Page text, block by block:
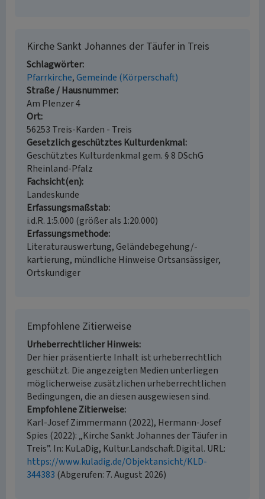
Kirche Sankt Johannes der Täufer in Treis
Schlagwörter
Pfarrkirche Gemeinde (Körperschaft)
Straße / Hausnummer
Am Plenzer 4
Ort
56253 Treis-Karden - Treis
Gesetzlich geschütztes Kulturdenkmal
Geschütztes Kulturdenkmal gem. § 8 DSchG
Rheinland-Pfalz
Fachsicht(en)
Landeskunde
Erfassungsmaßstab
i.d.R. 1:5.000 (größer als 1:20.000)
Erfassungsmethode
Literaturauswertung, Geländebegehung/-
kartierung, mündliche Hinweise Ortsansässiger,
Ortskundiger
Empfohlene Zitierweise
Urheberrechtlicher Hinweis
Der hier präsentierte Inhalt ist urheberrechtlich
geschützt. Die angezeigten Medien unterliegen
möglicherweise zusätzlichen urheberrechtlichen
Bedingungen, die an diesen ausgewiesen sind.
Empfohlene Zitierweise
Karl-Josef Zimmermann (2022), Hermann-Josef
Spies (2022): „Kirche Sankt Johannes der Täufer in
Treis”. In: KuLaDig, Kultur.Landschaft.Digital. URL:
https://www.kuladig.de/Objektansicht/KLD-
344383 (Abgerufen: 7. August 2026)